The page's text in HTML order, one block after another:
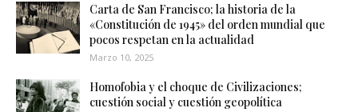
Carta de San Francisco; la historia de la
«Constitución de 1945» del orden mundial que
pocos respetan en la actualidad
Marzo 10, 2025
Homofobia y el choque de Civilizaciones;
cuestión social y cuestión geopolítica